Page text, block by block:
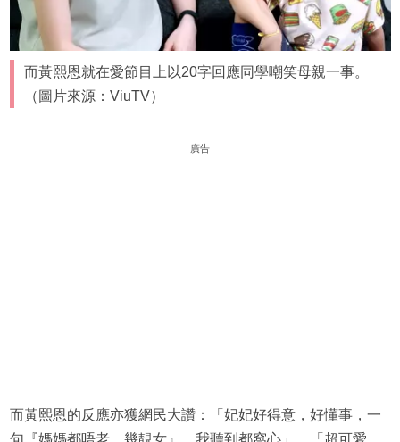
而黃熙恩就在愛節目上以20字回應同學嘲笑母親一事。
（圖片來源：ViuTV）
廣告
而黃熙恩的反應亦獲網民大讚：「妃妃好得意，好懂事，一
句『媽媽都唔老，幾靚女』，我聽到都窩心」、「超可愛，